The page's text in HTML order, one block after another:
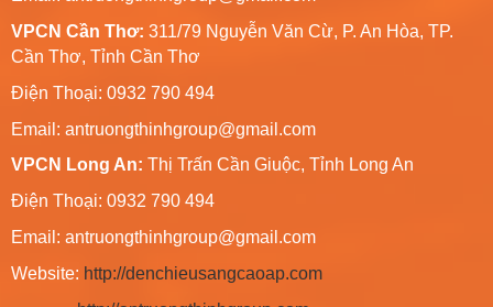
VPCN Cần Thơ: 311/79 Nguyễn Văn Cừ, P. An Hòa, TP.
Cần Thơ, Tỉnh Cần Thơ
Điện Thoại: 0932 790 494
Email: antruongthinhgroup@gmail.com
VPCN Long An: Thị Trấn Cần Giuộc, Tỉnh Long An
Điện Thoại: 0932 790 494
Email: antruongthinhgroup@gmail.com
Website: http://denchieusangcaoap.com